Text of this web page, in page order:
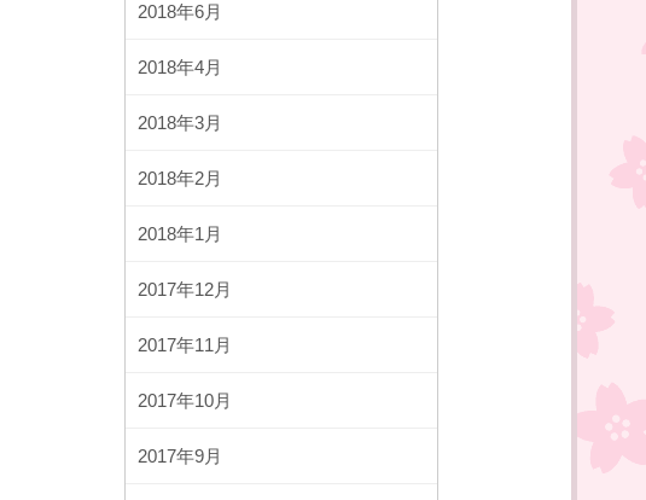
2018年6月
2018年4月
2018年3月
2018年2月
2018年1月
2017年12月
2017年11月
2017年10月
2017年9月